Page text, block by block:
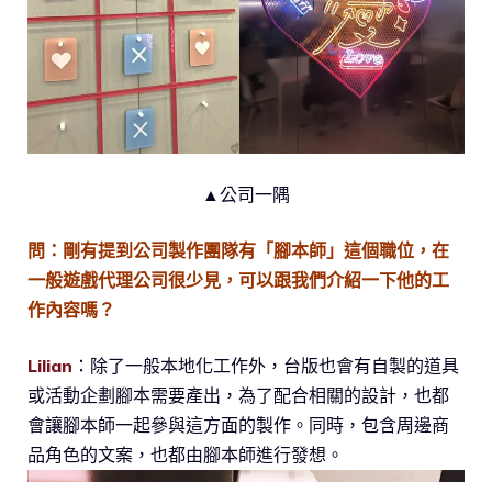
▲公司一隅
問：剛有提到公司製作團隊有「腳本師」這個職位，在
一般遊戲代理公司很少見，可以跟我們介紹一下他的工
作內容嗎？
Lilian ：除了一般本地化工作外，台版也會有自製的道具
或活動企劃腳本需要產出，為了配合相關的設計，也都
會讓腳本師一起參與這方面的製作。同時，包含周邊商
品角色的文案，也都由腳本師進行發想。